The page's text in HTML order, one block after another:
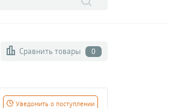
Сравнить товары 0
Уведомить о поступлении